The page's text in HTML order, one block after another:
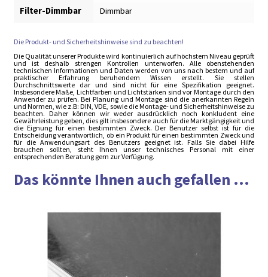
Filter-Dimmbar
Dimmbar
Die Produkt- und Sicherheitshinweise sind zu beachten!
Die Qualität unserer Produkte wird kontinuierlich auf höchstem Niveau geprüft
und ist deshalb strengen Kontrollen unterworfen. Alle obenstehenden
technischen Informationen und Daten werden von uns nach bestem und auf
praktischer Erfahrung beruhendem Wissen erstellt. Sie stellen
Durchschnittswerte dar und sind nicht für eine Spezifikation geeignet.
Insbesondere Maße, Lichtfarben und Lichtstärken sind vor Montage durch den
Anwender zu prüfen. Bei Planung und Montage sind die anerkannten Regeln
und Normen, wie z.B: DIN, VDE, sowie die Montage- und Sicherheitshinweise zu
beachten. Daher können wir weder ausdrücklich noch konkludent eine
Gewährleistung geben, dies gilt insbesondere auch für die Marktgängigkeit und
die Eignung für einen bestimmten Zweck. Der Benutzer selbst ist für die
Entscheidung verantwortlich, ob ein Produkt für einen bestimmten Zweck und
für die Anwendungsart des Benutzers geeignet ist. Falls Sie dabei Hilfe
brauchen sollten, steht Ihnen unser technisches Personal mit einer
entsprechenden Beratung gern zur Verfügung.
Das könnte Ihnen auch gefallen ...